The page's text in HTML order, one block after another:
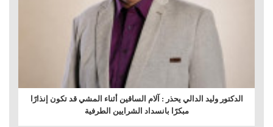
الدكتور وليد الدالي يحذر : آلام الساقين أثناء المشي قد تكون إنذارًا
مبكرًا بانسداد الشرايين الطرفية